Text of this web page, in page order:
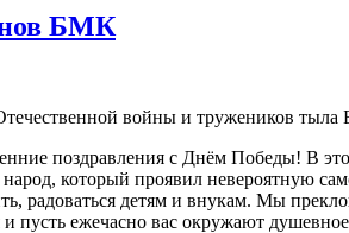
БМК
войны и тружеников тыла
поздравления с Днём Победы! В
который проявил невероятную
радоваться детям и внукам. Мы
пусть ежечасно вас окружают